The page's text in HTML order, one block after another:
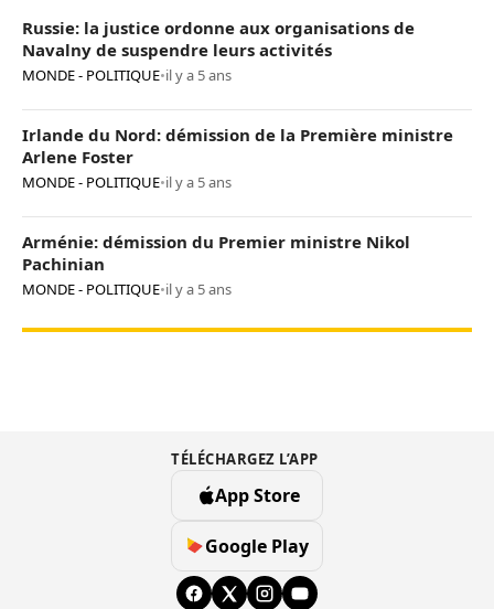
Russie: la justice ordonne aux organisations de
Navalny de suspendre leurs activités
MONDE - POLITIQUE•il y a 5 ans
Irlande du Nord: démission de la Première ministre
Arlene Foster
MONDE - POLITIQUE•il y a 5 ans
Arménie: démission du Premier ministre Nikol
Pachinian
MONDE - POLITIQUE•il y a 5 ans
TÉLÉCHARGEZ L’APP
App Store
Google Play